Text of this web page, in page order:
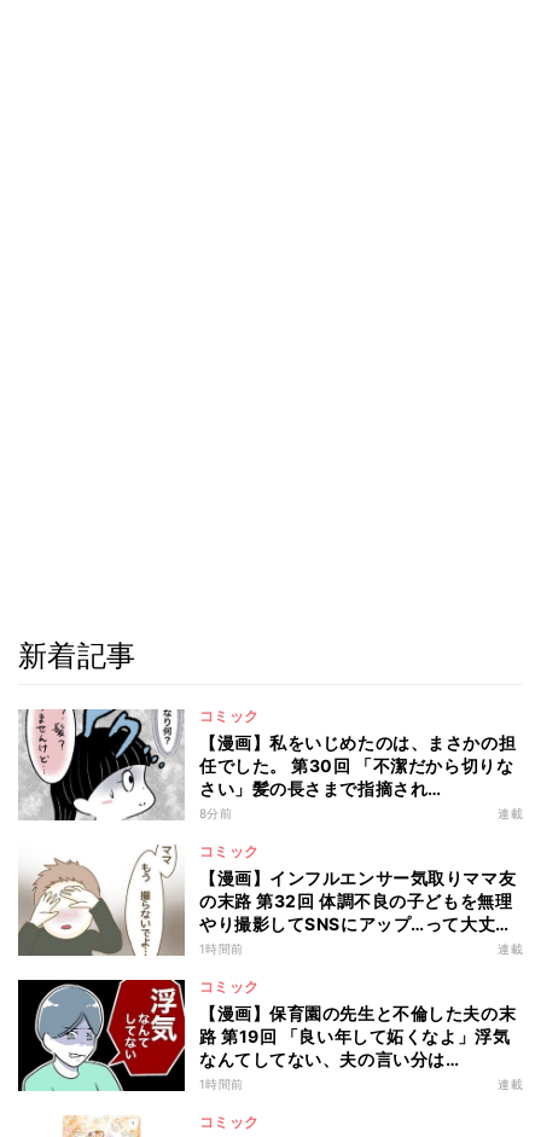
新着記事
コミック
【漫画】私をいじめたのは、まさかの担
任でした。 第30回 「不潔だから切りな
さい」髪の長さまで指摘され…
8分前 連載
コミック
【漫画】インフルエンサー気取りママ友
の末路 第32回 体調不良の子どもを無理
やり撮影してSNSにアップ…って大丈
夫!?
1時間前 連載
コミック
【漫画】保育園の先生と不倫した夫の末
路 第19回 「良い年して妬くなよ」浮気
なんてしてない、夫の言い分は…
1時間前 連載
コミック